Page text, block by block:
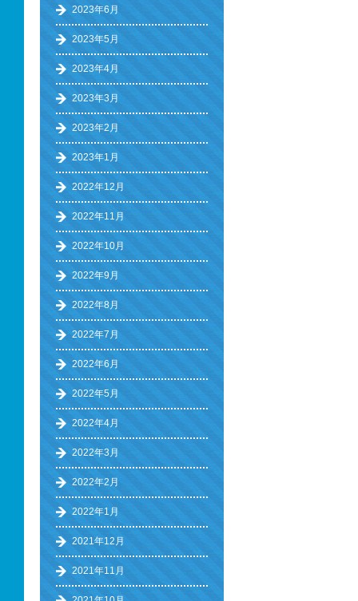
2023年6月
2023年5月
2023年4月
2023年3月
2023年2月
2023年1月
2022年12月
2022年11月
2022年10月
2022年9月
2022年8月
2022年7月
2022年6月
2022年5月
2022年4月
2022年3月
2022年2月
2022年1月
2021年12月
2021年11月